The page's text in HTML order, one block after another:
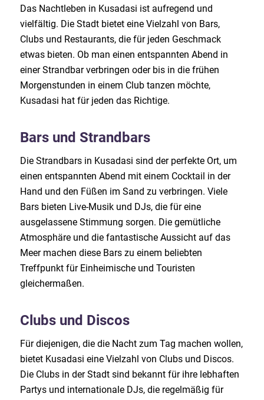
Das Nachtleben in Kusadasi ist aufregend und
vielfältig. Die Stadt bietet eine Vielzahl von Bars,
Clubs und Restaurants, die für jeden Geschmack
etwas bieten. Ob man einen entspannten Abend in
einer Strandbar verbringen oder bis in die frühen
Morgenstunden in einem Club tanzen möchte,
Kusadasi hat für jeden das Richtige.
Bars und Strandbars
Die Strandbars in Kusadasi sind der perfekte Ort, um
einen entspannten Abend mit einem Cocktail in der
Hand und den Füßen im Sand zu verbringen. Viele
Bars bieten Live-Musik und DJs, die für eine
ausgelassene Stimmung sorgen. Die gemütliche
Atmosphäre und die fantastische Aussicht auf das
Meer machen diese Bars zu einem beliebten
Treffpunkt für Einheimische und Touristen
gleichermaßen.
Clubs und Discos
Für diejenigen, die die Nacht zum Tag machen wollen,
bietet Kusadasi eine Vielzahl von Clubs und Discos.
Die Clubs in der Stadt sind bekannt für ihre lebhaften
Partys und internationale DJs, die regelmäßig für